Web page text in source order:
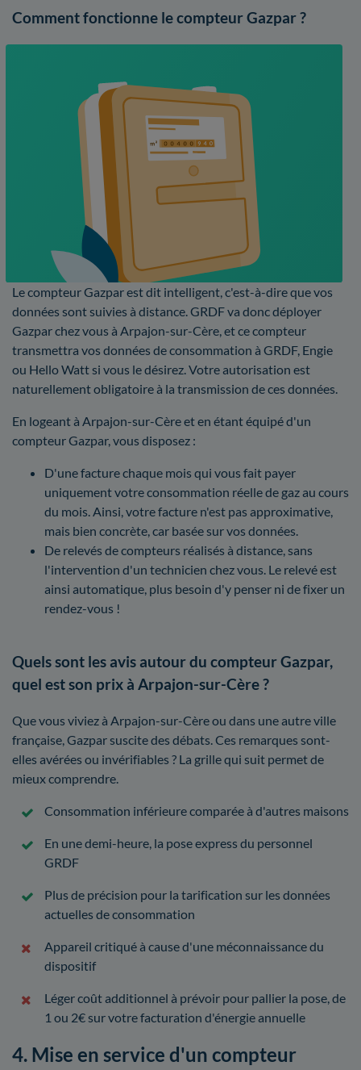
Comment fonctionne le compteur Gazpar ?
Le compteur Gazpar est dit intelligent, c'est-à-dire que vos
données sont suivies à distance. GRDF va donc déployer
Gazpar chez vous à Arpajon-sur-Cère, et ce compteur
transmettra vos données de consommation à GRDF, Engie
ou Hello Watt si vous le désirez. Votre autorisation est
naturellement obligatoire à la transmission de ces données.
En logeant à Arpajon-sur-Cère et en étant équipé d'un
compteur Gazpar, vous disposez :
D'une facture chaque mois qui vous fait payer
uniquement votre consommation réelle de gaz au cours
du mois. Ainsi, votre facture n'est pas approximative,
mais bien concrète, car basée sur vos données.
De relevés de compteurs réalisés à distance, sans
l'intervention d'un technicien chez vous. Le relevé est
ainsi automatique, plus besoin d'y penser ni de fixer un
rendez-vous !
Quels sont les avis autour du compteur Gazpar,
quel est son prix à Arpajon-sur-Cère ?
Que vous viviez à Arpajon-sur-Cère ou dans une autre ville
française, Gazpar suscite des débats. Ces remarques sont-
elles avérées ou invérifiables ? La grille qui suit permet de
mieux comprendre.
Consommation inférieure comparée à d'autres maisons
En une demi-heure, la pose express du personnel
GRDF
Plus de précision pour la tarification sur les données
actuelles de consommation
Appareil critiqué à cause d'une méconnaissance du
dispositif
Léger coût additionnel à prévoir pour pallier la pose, de
1 ou 2€ sur votre facturation d'énergie annuelle
4. Mise en service d'un compteur